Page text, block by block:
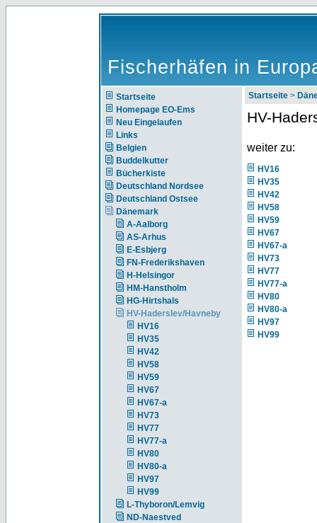
Fischerhäfen in
Startseite
Homepage EO-Ems
Neu Eingelaufen
Links
Belgien
Buddelkutter
Bücherkiste
Deutschland Nordsee
Deutschland Ostsee
Dänemark
A-Aalborg
AS-Arhus
E-Esbjerg
FN-Frederikshaven
H-Helsingor
HM-Hanstholm
HG-Hirtshals
HV-Haderslev/Havneby
HV16
HV35
HV42
HV58
HV59
HV67
HV67-a
HV73
HV77
HV77-a
HV80
HV80-a
HV97
HV99
L-Thyboron/Lemvig
ND-Naestved
Startseite >
HV-
weiter zu:
HV16
HV35
HV42
HV58
HV59
HV67
HV67-a
HV73
HV77
HV77-a
HV80
HV80-a
HV97
HV99